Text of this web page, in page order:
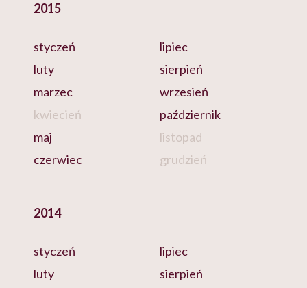
2015
styczeń
luty
marzec
kwiecień
maj
czerwiec
lipiec
sierpień
wrzesień
październik
listopad
grudzień
2014
styczeń
luty
lipiec
sierpień